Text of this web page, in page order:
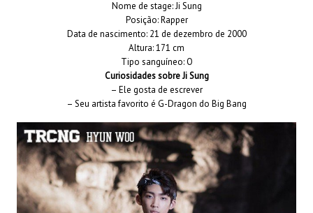
Nome de stage: Ji Sung
Posição: Rapper
Data de nascimento: 21 de dezembro de 2000
Altura: 171 cm
Tipo sanguíneo: O
Curiosidades sobre Ji Sung
– Ele gosta de escrever
– Seu artista favorito é G-Dragon do Big Bang